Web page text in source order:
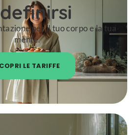
per il tuo corpo e la tua
mente.
LE TARIFFE